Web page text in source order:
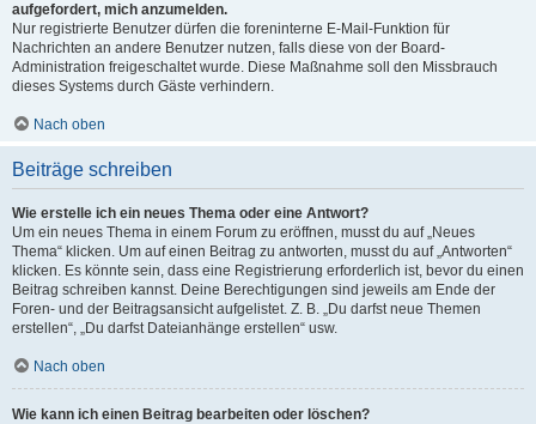
aufgefordert, mich anzumelden.
Nur registrierte Benutzer dürfen die foreninterne E-Mail-Funktion für
Nachrichten an andere Benutzer nutzen, falls diese von der Board-
Administration freigeschaltet wurde. Diese Maßnahme soll den Missbrauch
dieses Systems durch Gäste verhindern.
Nach oben
Beiträge schreiben
Wie erstelle ich ein neues Thema oder eine Antwort?
Um ein neues Thema in einem Forum zu eröffnen, musst du auf „Neues
Thema“ klicken. Um auf einen Beitrag zu antworten, musst du auf „Antworten“
klicken. Es könnte sein, dass eine Registrierung erforderlich ist, bevor du einen
Beitrag schreiben kannst. Deine Berechtigungen sind jeweils am Ende der
Foren- und der Beitragsansicht aufgelistet. Z. B. „Du darfst neue Themen
erstellen“, „Du darfst Dateianhänge erstellen“ usw.
Nach oben
Wie kann ich einen Beitrag bearbeiten oder löschen?